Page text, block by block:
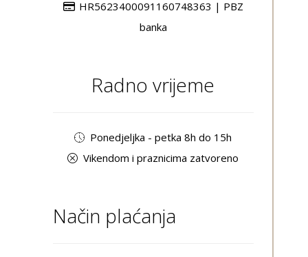
HR5623400091160748363 | PBZ
banka
Radno vrijeme
Ponedjeljka - petka 8h do 15h
Vikendom i praznicima zatvoreno
Način plaćanja